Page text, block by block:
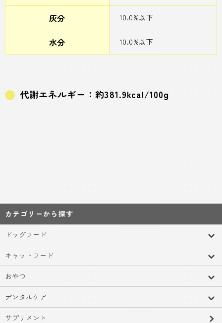
灰分 10.0%以下
水分 10.0%以下
代謝エネルギー：約381.9kcal/100g
カテゴリーから探す
ドッグフード
キャットフード
おやつ
デンタルケア
サプリメント